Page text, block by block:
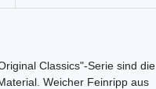
Classics"-Serie sind die
Weicher Feinripp aus